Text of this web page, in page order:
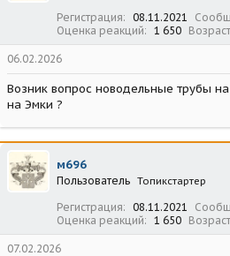
Регистрация 08.11.2021
Оценка реакций
1 650 Возраст
06.02.2026
Возник вопрос новодельные трубы
на Эмки ?
м696
Пользователь Топикстартер
Регистрация 08.11.2021
Оценка реакций
1 650 Возраст
07.02.2026